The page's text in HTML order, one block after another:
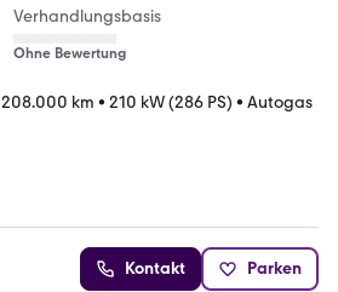
Verhandlungsbasis
Ohne Bewertung
208.000 km • 210 kW (286 PS) • Autogas
Kontakt Parken